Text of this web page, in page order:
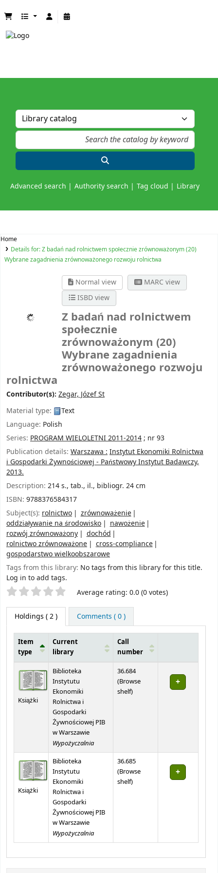
Advanced search Authority search Tag cloud Library
Home
Details for:Z badań nad rolnictwem społecznie zrównoważonym (20)
Wybrane zagadnienia zrównoważonego rozwoju rolnictwa
Normal view
MARC view
ISBD view
Z badań nad rolnictwem
społecznie
zrównoważonym (20)
Wybrane zagadnienia
zrównoważonego rozwoju
rolnictwa
Contributor(s): Zegar, Józef St
Material type:
Text
Language: Polish
Series: PROGRAM WIELOLETNI 2011-2014; nr 93
Publication details: Warszawa : Instytut Ekonomiki Rolnictwa
i Gospodarki Żywnościowej - Państwowy Instytut Badawczy,
2013.
Description: 214 s., tab., il., bibliogr. 24 cm
ISBN: 9788376584317
Subject(s): rolnictwo
zrównoważenie
oddziaływanie na środowisko
nawożenie
rozwój zrównoważony
dochód
rolnictwo zrównoważone
cross-compliance
gospodarstwo wielkoobszarowe
Tags from this library: No tags from this library for this title.
Log in to add tags.
Star ratings Average rating: 0.0 (0 votes)
Holdings ( 2 ) Comments ( 0 )
Item
type
Current
library
Call
number
Książki
Biblioteka
Instytutu
Ekonomiki
Rolnictwa i
Gospodarki
Żywnościowej PIB
w Warszawie
Wypożyczalnia
36.684
(Browse
shelf(Opens below)
)
Książki
Biblioteka
Instytutu
Ekonomiki
Rolnictwa i
Gospodarki
Żywnościowej PIB
w Warszawie
Wypożyczalnia
36.685
(Browse
shelf(Opens below)
)